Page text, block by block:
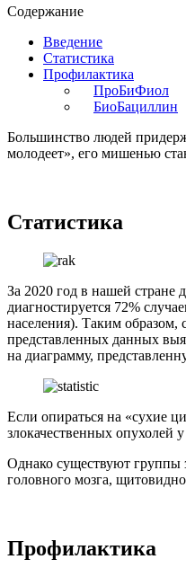
Содержание
Введение
Статистика
Профилактика
ПроБиФиол
БиоБациллин
Большинство людей
молодеет», его мишенью
Статистика
За 2020 год в нашей стране
диагностируется 72%
населения). Таким образом,
представленных данных
на диаграмму,
Если опираться на «сухие
злокачественных опухолей
Однако существуют группы
головного мозга,
Профилактика